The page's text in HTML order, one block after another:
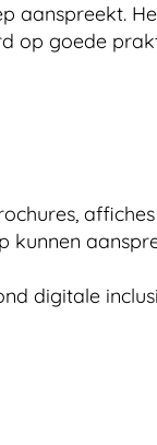
op goede
kunnen
digitale